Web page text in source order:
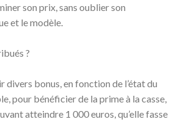
son prix, sans oublier son
et le modèle.
?
divers bonus, en fonction de l’état du
pour bénéficier de la prime à la casse,
atteindre 1 000 euros, qu’elle fasse